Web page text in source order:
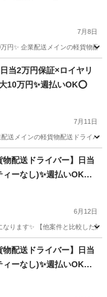
7月8日
円✨ 企業配送メインの軽貨物配
当2万円保証×ロイヤリ
10万円✨週払いOK⭕️
7月11日
送メインの軽貨物配送ドライ
物配送ドライバー】日当
ーなし)✨週払いOK⭕️
可
6月12日
ります✨ 【他案件と比較した
物配送ドライバー】日当
ーなし)✨週払いOK⭕️
可